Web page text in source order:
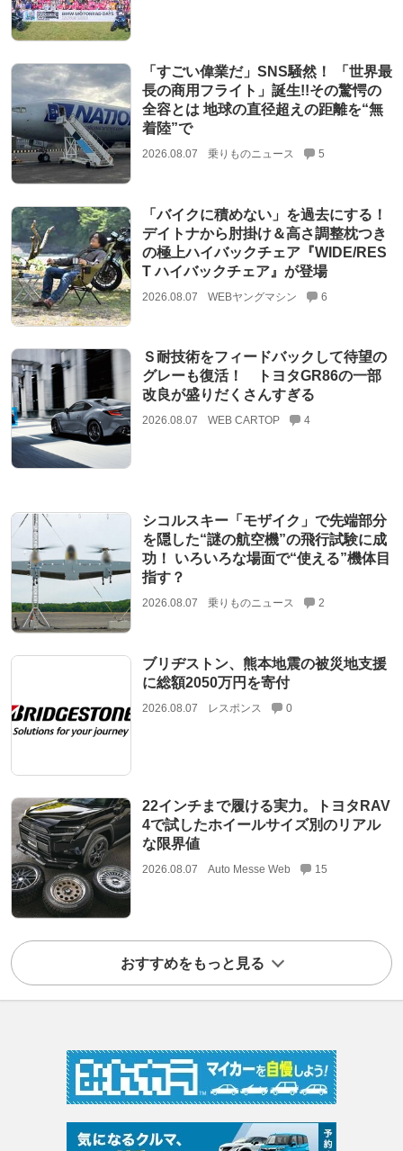
「すごい偉業だ」SNS騒然！ 「世界最
長の商用フライト」誕生!!その驚愕の
全容とは 地球の直径超えの距離を“無
着陸”で
2026.08.07 乗りものニュース 5
「バイクに積めない」を過去にする！
デイトナから肘掛け＆高さ調整枕つき
の極上ハイバックチェア『WIDE/RES
T ハイバックチェア』が登場
2026.08.07 WEBヤングマシン 6
Ｓ耐技術をフィードバックして待望の
グレーも復活！ トヨタGR86の一部
改良が盛りだくさんすぎる
2026.08.07 WEB CARTOP 4
シコルスキー「モザイク」で先端部分
を隠した“謎の航空機”の飛行試験に成
功！ いろいろな場面で“使える”機体目
指す？
2026.08.07 乗りものニュース 2
ブリヂストン、熊本地震の被災地支援
に総額2050万円を寄付
2026.08.07 レスポンス 0
22インチまで履ける実力。トヨタRAV
4で試したホイールサイズ別のリアル
な限界値
2026.08.07 Auto Messe Web 15
おすすめをもっと見る